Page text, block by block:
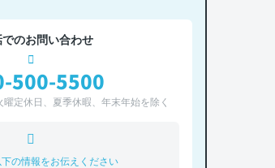
のお問い合わせ
500-5500
曜定休日、夏季休暇、年末年始を除く
の情報をお伝えください